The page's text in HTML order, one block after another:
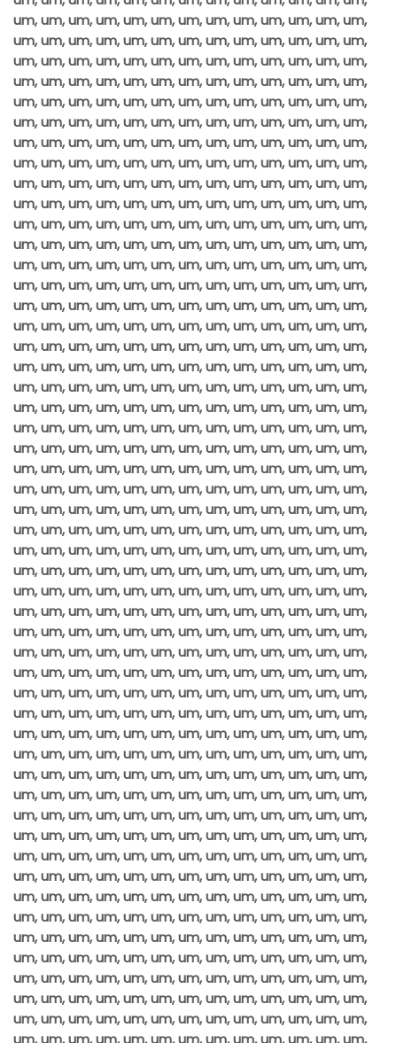
um, um, um, um, um, um, um, um, um, um, um, um, um,
um, um, um, um, um, um, um, um, um, um, um, um, um,
um, um, um, um, um, um, um, um, um, um, um, um, um,
um, um, um, um, um, um, um, um, um, um, um, um, um,
um, um, um, um, um, um, um, um, um, um, um, um, um,
um, um, um, um, um, um, um, um, um, um, um, um, um,
um, um, um, um, um, um, um, um, um, um, um, um, um,
um, um, um, um, um, um, um, um, um, um, um, um, um,
um, um, um, um, um, um, um, um, um, um, um, um, um,
um, um, um, um, um, um, um, um, um, um, um, um, um,
um, um, um, um, um, um, um, um, um, um, um, um, um,
um, um, um, um, um, um, um, um, um, um, um, um, um,
um, um, um, um, um, um, um, um, um, um, um, um, um,
um, um, um, um, um, um, um, um, um, um, um, um, um,
um, um, um, um, um, um, um, um, um, um, um, um, um,
um, um, um, um, um, um, um, um, um, um, um, um, um,
um, um, um, um, um, um, um, um, um, um, um, um, um,
um, um, um, um, um, um, um, um, um, um, um, um, um,
um, um, um, um, um, um, um, um, um, um, um, um, um,
um, um, um, um, um, um, um, um, um, um, um, um, um,
um, um, um, um, um, um, um, um, um, um, um, um, um,
um, um, um, um, um, um, um, um, um, um, um, um, um,
um, um, um, um, um, um, um, um, um, um, um, um, um,
um, um, um, um, um, um, um, um, um, um, um, um, um,
um, um, um, um, um, um, um, um, um, um, um, um, um,
um, um, um, um, um, um, um, um, um, um, um, um, um,
um, um, um, um, um, um, um, um, um, um, um, um, um,
um, um, um, um, um, um, um, um, um, um, um, um, um,
um, um, um, um, um, um, um, um, um, um, um, um, um,
um, um, um, um, um, um, um, um, um, um, um, um, um,
um, um, um, um, um, um, um, um, um, um, um, um, um,
um, um, um, um, um, um, um, um, um, um, um, um, um,
um, um, um, um, um, um, um, um, um, um, um, um, um,
um, um, um, um, um, um, um, um, um, um, um, um, um,
um, um, um, um, um, um, um, um, um, um, um, um, um,
um, um, um, um, um, um, um, um, um, um, um, um, um,
um, um, um, um, um, um, um, um, um, um, um, um, um,
um, um, um, um, um, um, um, um, um, um, um, um, um,
um, um, um, um, um, um, um, um, um, um, um, um, um,
um, um, um, um, um, um, um, um, um, um, um, um, um,
um, um, um, um, um, um, um, um, um, um, um, um, um,
um, um, um, um, um, um, um, um, um, um, um, um, um,
um, um, um, um, um, um, um, um, um, um, um, um, um,
um, um, um, um, um, um, um, um, um, um, um, um, um,
um, um, um, um, um, um, um, um, um, um, um, um, um,
um, um, um, um, um, um, um, um, um, um, um, um, um,
um, um, um, um, um, um, um, um, um, um, um, um, um,
um, um, um, um, um, um, um, um, um, um, um, um, um,
um, um, um, um, um, um, um, um, um, um, um, um, um,
um, um, um, um, um, um, um, um, um, um, um, um, um,
um, um, um, um, um, um, um, um, um, um, um, um, um,